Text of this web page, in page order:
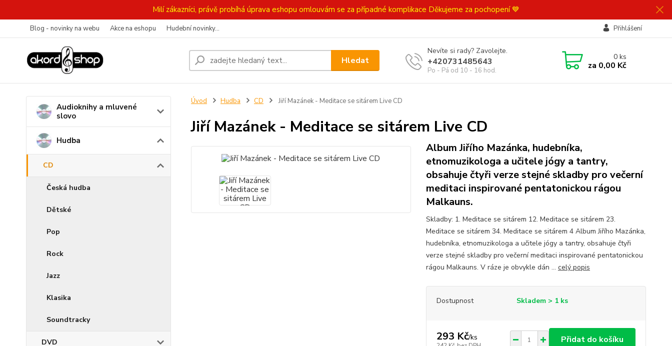
Milí zákazníci, právě probíhá úprava eshopu omlouvám se za případné komplikace Děkujeme za pochopení 💙
Blog - novinky na webu Akce na eshopu Hudební novinky... Přihlášení
Hledat
Nevíte si rady? Zavolejte.
+420731485643
Po - Pá od 10 - 16 hod.
0ks
za 0,00 Kč
Audioknihy a mluvené
slovo
Hudba
CD
Česká hudba
Dětské
Pop
Rock
Jazz
Klasika
Soundtracky
DVD
Úvod Hudba CD Jiří Mazánek - Meditace se sitárem Live CD
Jiří Mazánek - Meditace se sitárem Live CD
Album Jiřího Mazánka, hudebníka,
etnomuzikologa a učitele jógy a tantry,
obsahuje čtyři verze stejné skladby pro večerní
meditaci inspirované pentatonickou rágou
Malkauns.
Skladby: 1. Meditace se sitárem 12. Meditace se sitárem 23.
Meditace se sitárem 34. Meditace se sitárem 4 Album Jiřího Mazánka,
hudebníka, etnomuzikologa a učitele jógy a tantry, obsahuje čtyři
verze stejné skladby pro večerní meditaci inspirované pentatonickou
rágou Malkauns. V ráze je obvykle dán ... celý popis
Dostupnost Skladem > 1 ks
293 Kč/ks Přidat do košíku